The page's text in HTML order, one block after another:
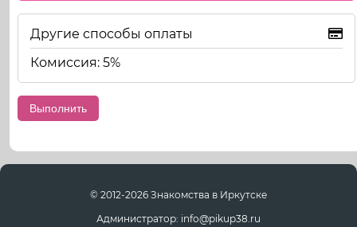
Другие способы оплаты
Комиссия: 5%
© 2012-2026 Знакомства в Иркутске
Администратор: info@pikup38.ru